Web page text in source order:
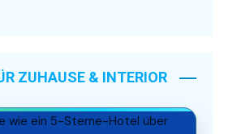
ZUHAUSE & INTERIOR